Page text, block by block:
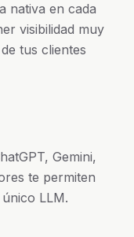
nativa en cada
visibilidad muy
tus clientes
Gemini,
te permiten
LLM.